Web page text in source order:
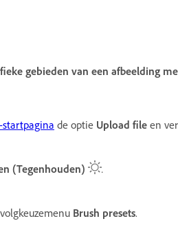
gebieden van een afbeelding
startpagina de optie Upload file en
(Tegenhouden) .
Brush presets.